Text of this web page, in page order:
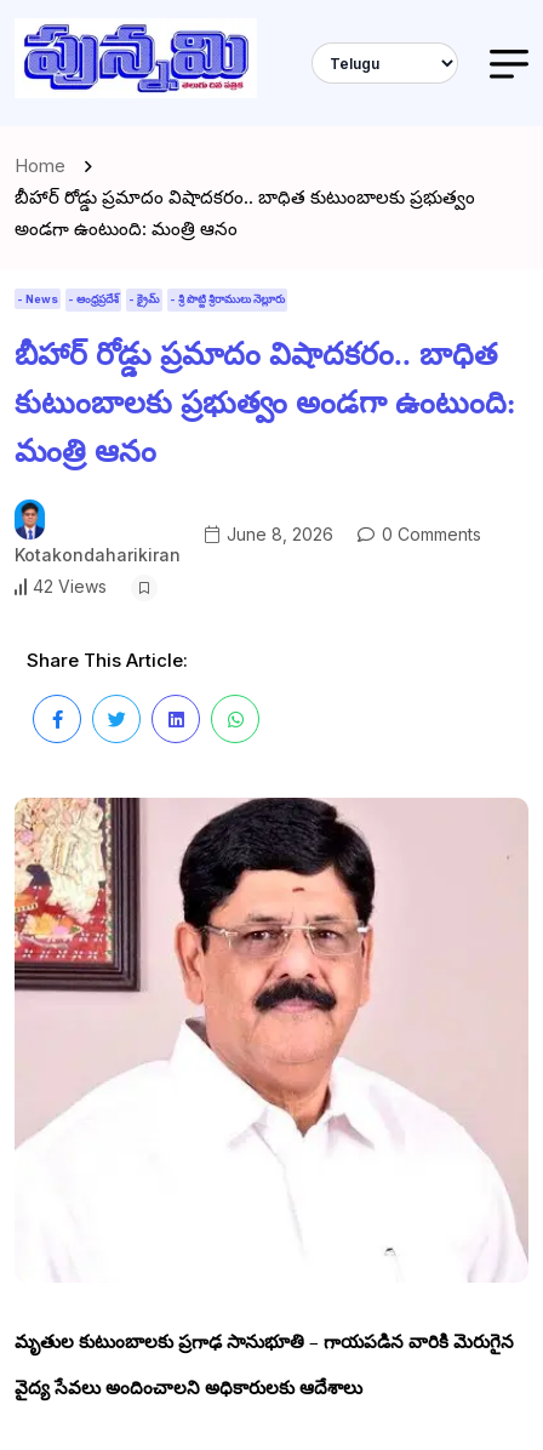
Home
బీహార్ రోడ్డు ప్రమాదం విషాదకరం.. బాధిత కుటుంబాలకు ప్రభుత్వం
అండగా ఉంటుంది: మంత్రి ఆనం
- News - ఆంధ్రప్రదేశ్ - క్రైమ్ - శ్రీ పొట్టి శ్రీరాములు నెల్లూరు
బీహార్ రోడ్డు ప్రమాదం విషాదకరం.. బాధిత
కుటుంబాలకు ప్రభుత్వం అండగా ఉంటుంది:
మంత్రి ఆనం
Kotakondaharikiran
June 8, 2026 0 Comments
42 Views
Share This Article:
మృతుల కుటుంబాలకు ప్రగాఢ సానుభూతి – గాయపడిన వారికి మెరుగైన
వైద్య సేవలు అందించాలని అధికారులకు ఆదేశాలు